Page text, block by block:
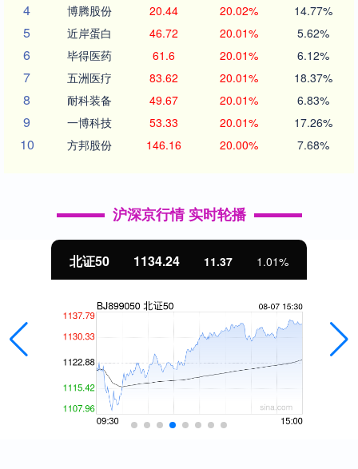
4 博腾股份 20.44 20.02% 14.77%
5 近岸蛋白 46.72 20.01% 5.62%
6 毕得医药 61.6 20.01% 6.12%
7 五洲医疗 83.62 20.01% 18.37%
8 耐科装备 49.67 20.01% 6.83%
9 一博科技 53.33 20.01% 17.26%
10 方邦股份 146.16 20.00% 7.68%
沪深京行情 实时轮播
北证50 1134.24 11.37 1.01%